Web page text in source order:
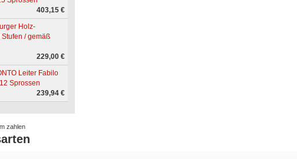
403,15 €
Holz-
/ gemäß
229,00 €
Leiter Fabilo
Sprossen
239,94 €
zahlen